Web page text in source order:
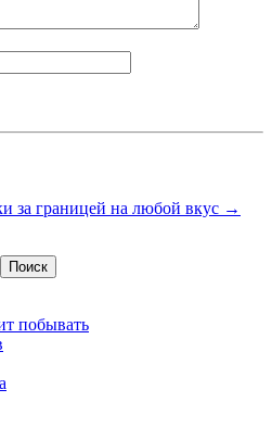
за границей на любой вкус →
побывать